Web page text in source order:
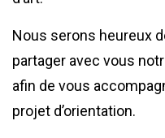
Nous serons heureux
partager avec vous
afin de vous
projet d’orientation.